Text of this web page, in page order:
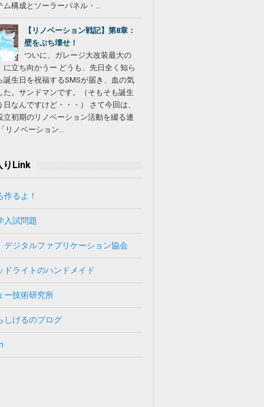
ム構成とソーラーパネル・...
【リノベーション戦記】第8章：
壁をぶち壊せ！
ついに、ガレージ大改装最大の
に立ち向かうー どうも、先日全く知ら
誕生日を祝福するSMSが届き、血の気
た。サンドマンです。（そもそも誕生
日なんですけど・・・） さて今回は、
立初期のリノベーション活動を綴る連
リノベーション...
りLink
作るよ！
入試問題
デジタルファブリケーション協会
ドライトのハンドメイド
ー技術研究所
しげるのブログ